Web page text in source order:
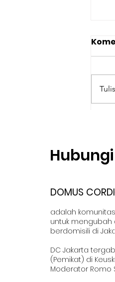
DOMUS
adalah
untuk mengubah
berdomisili di
DC Jakarta
(Pemikat) di
Moderator Romo